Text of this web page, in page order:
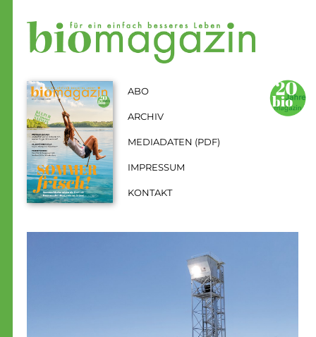
ABO
ARCHIV
MEDIADATEN (PDF)
IMPRESSUM
KONTAKT